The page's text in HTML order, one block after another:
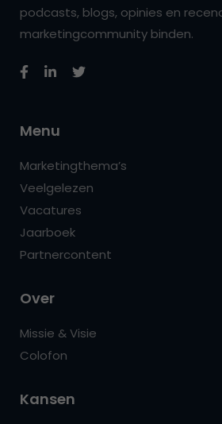
podcasts, blogs, opinies en
marketingcommunity binden.
Menu
Marketingthema’s
Veelgelezen
Vacatures
Jaarboek
Partnercontent
Over
Missie & Visie
Colofon
Kansen